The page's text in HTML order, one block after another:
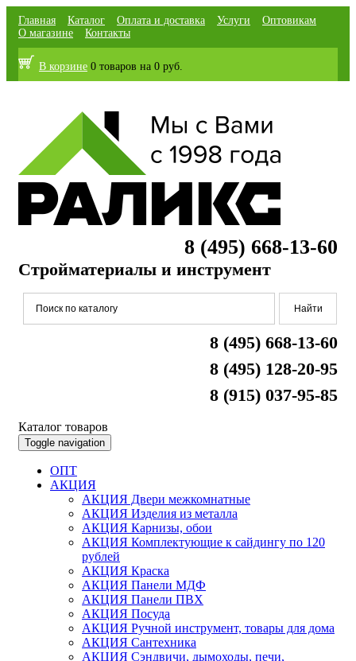
Главная Каталог Оплата и доставка Услуги
Оптовикам
О магазине
Контакты
В корзине 0 товаров на 0 руб.
8 (495) 668-13-60
Стройматериалы и инструмент
8 (495) 668-13-60
8 (495) 128-20-95
8 (915) 037-95-85
Каталог товаров
Toggle navigation
ОПТ
АКЦИЯ
АКЦИЯ Двери межкомнатные
АКЦИЯ Изделия из металла
АКЦИЯ Карнизы, обои
АКЦИЯ Комплектующие к сайдингу по 120
рублей
АКЦИЯ Краска
АКЦИЯ Панели МДФ
АКЦИЯ Панели ПВХ
АКЦИЯ Посуда
АКЦИЯ Ручной инструмент, товары для дома
АКЦИЯ Сантехника
АКЦИЯ Сэндвичи, дымоходы, печи,